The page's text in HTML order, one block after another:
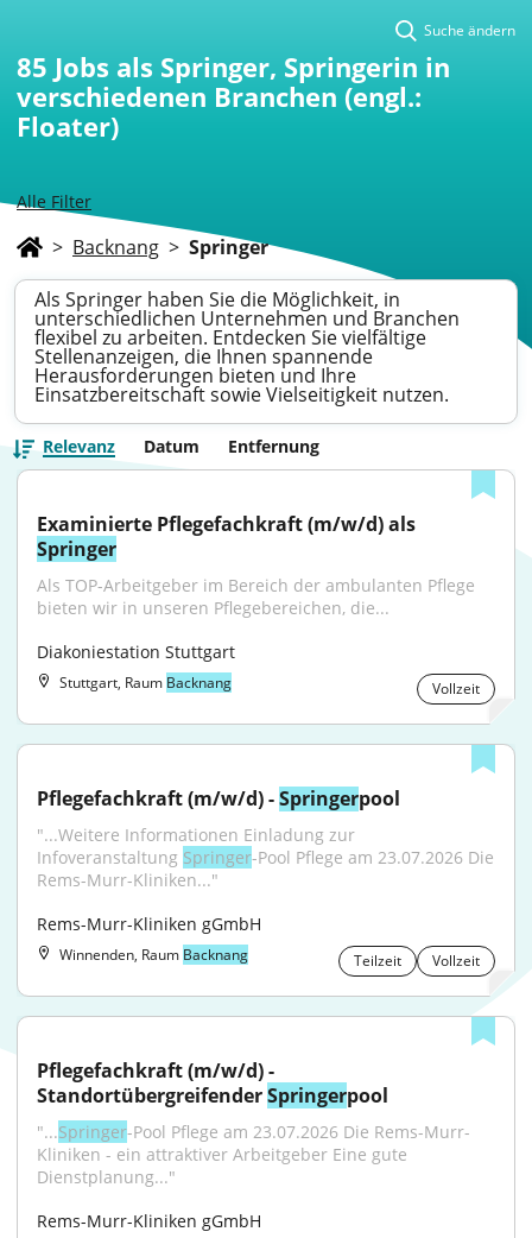
Alle Filter
Suche ändern
85 Jobs als Springer, Springerin in
verschiedenen Branchen (engl.:
Floater)
> Backnang > Springer
Als Springer haben Sie die Möglichkeit, in
unterschiedlichen Unternehmen und Branchen
flexibel zu arbeiten. Entdecken Sie vielfältige
Stellenanzeigen, die Ihnen spannende
Herausforderungen bieten und Ihre
Einsatzbereitschaft sowie Vielseitigkeit nutzen.
Relevanz Datum Entfernung
Springer
Als TOP-Arbeitgeber im Bereich der ambulanten Pflege
bieten wir in unseren Pflegebereichen, die...
Diakoniestation Stuttgart
Stuttgart, Raum Backnang Vollzeit
Pflegefachkraft (m/w/d) - Springerpool
"...Weitere Informationen Einladung zur
Infoveranstaltung Springer-Pool Pflege am 23.07.2026 Die
Rems-Murr-Kliniken..."
Rems-Murr-Kliniken gGmbH
Winnenden, Raum Backnang Teilzeit Vollzeit
Pflegefachkraft (m/w/d) -
Standortübergreifender Springerpool
"...Springer-Pool Pflege am 23.07.2026 Die Rems-Murr-
Kliniken - ein attraktiver Arbeitgeber Eine gute
Dienstplanung..."
Rems-Murr-Kliniken gGmbH